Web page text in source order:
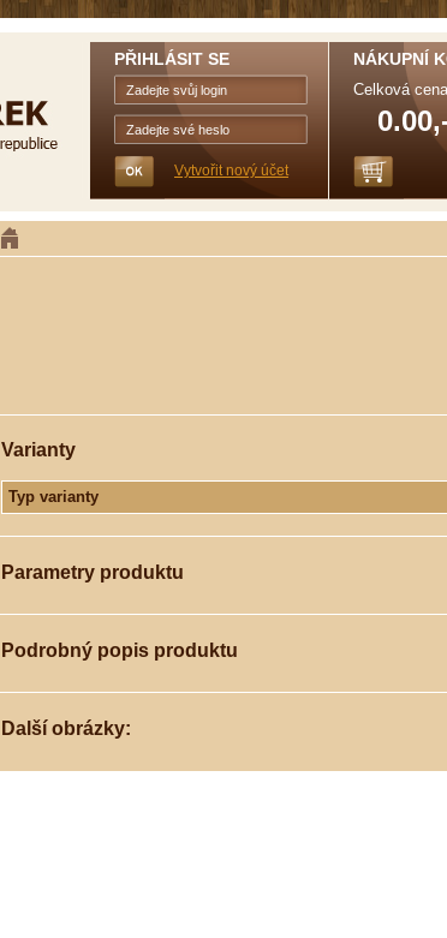
Varianty
Typ varianty
Parametry produktu
Podrobný popis produktu
Další obrázky:
PŘIHLÁSIT SE
Vytvořit nový účet
NÁKUPNÍ
Celková